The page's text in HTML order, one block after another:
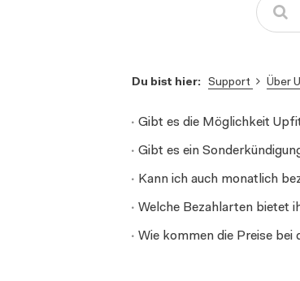
Du bist hier: Support Über
Gibt es die Möglichkeit
Gibt es ein
Kann ich auch monatlich
Welche Bezahlarten bietet
Wie kommen die Preise bei